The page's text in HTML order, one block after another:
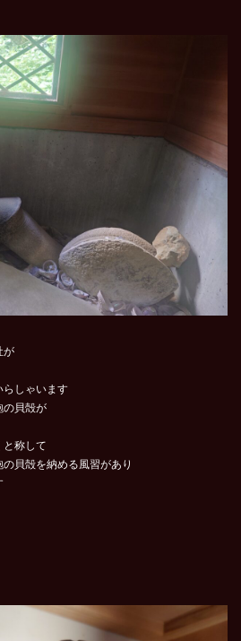
が
らしゃいます
の貝殻が
と称して
貝殻を納める風習があり